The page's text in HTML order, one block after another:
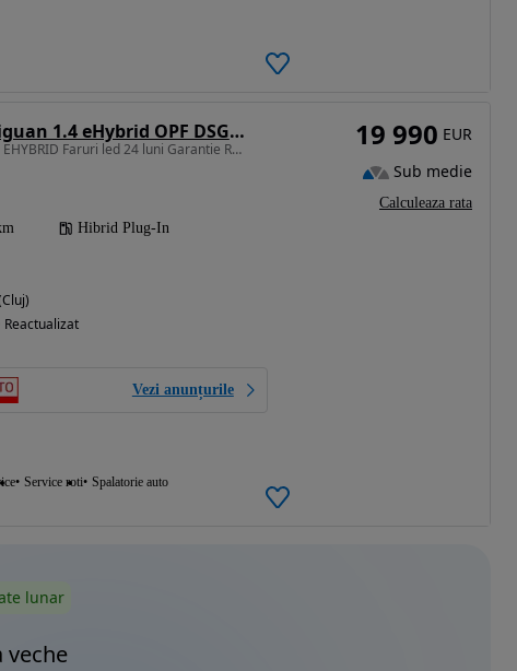
Volkswagen Tiguan 1.4 eHybrid OPF DSG Elegance
1395 cm3 • 245 CP • EHYBRID Faruri led 24 luni Garantie Revizie
Hibrid Plug-In
Reactualizat
Vezi anunțurile
Service roti Spalatorie auto
19 990 EUR
Sub medie
Calculeaza rata
lunar
veche